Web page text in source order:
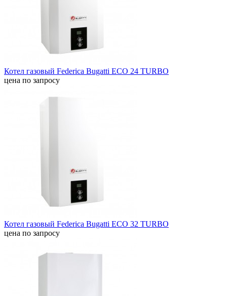
Котел газовый Federica Bugatti ECO 24 TURBO
цена по запросу
Котел газовый Federica Bugatti ECO 32 TURBO
цена по запросу